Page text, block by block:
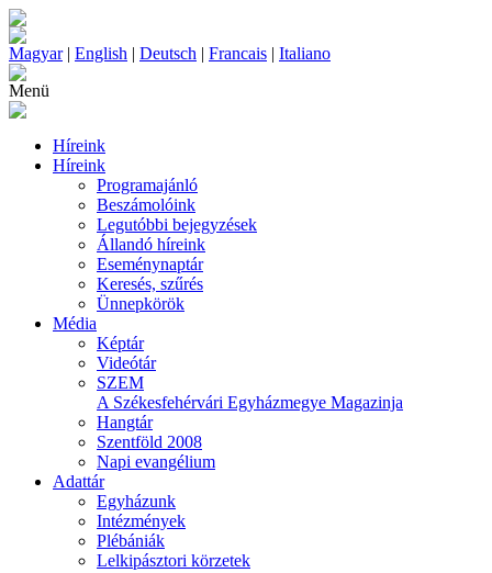
Magyar| English | Deutsch | Francais | Italiano
Menü
Híreink
Híreink
Programajánló
Beszámolóink
Legutóbbi bejegyzések
Állandó híreink
Eseménynaptár
Keresés, szűrés
Ünnepkörök
Média
Képtár
Videótár
SZEM
A Székesfehérvári Egyházmegye Magazinja
Hangtár
Szentföld 2008
Napi evangélium
Adattár
Egyházunk
Intézmények
Plébániák
Lelkipásztori körzetek